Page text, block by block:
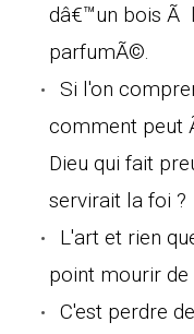
dâ€™un bois Ã
parfumÃ©.
Si l'on
comment peut
Dieu qui fait
servirait la foi ?
L'art et rien
point mourir
C'est perdre